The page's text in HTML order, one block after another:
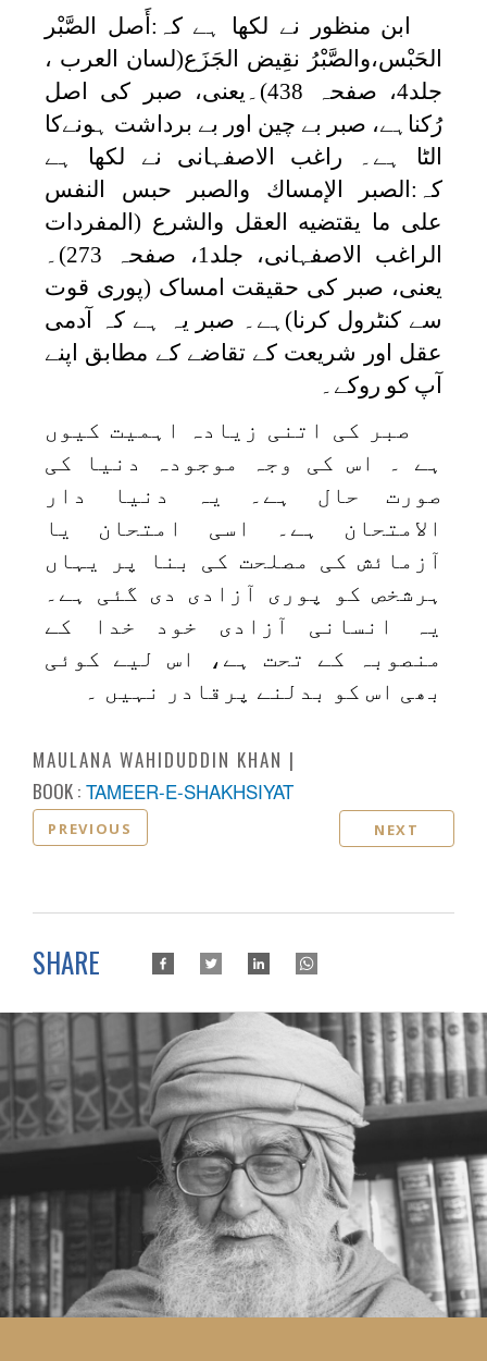
ابن منظور نے لکھا ہے کہ :أَصل الصَّبْر
الحَبْس،والصَّبْرُ نقِيض الجَزَع(لسان العرب ،
جلد4، صفحہ 438)۔یعنی، صبر کی اصل
رُکناہے، صبر بے چین اور بے برداشت ہونےکا
الٹا ہے۔ راغب الاصفہانی نے لکھا ہے
کہ:الصبر الإمساك والصبر حبس النفس
على ما يقتضيه العقل والشرع (المفردات
الراغب الاصفہانی، جلد1، صفحہ 273)۔
یعنی، صبر کی حقیقت امساک (پوری قوت
سے کنٹرول کرنا)ہے۔ صبر یہ ہے کہ آدمی
عقل اور شریعت کے تقاضے کے مطابق اپنے
آپ کو روکے۔
صبر کی اتنی زیادہ اہمیت کیوں
ہے ۔ اس کی وجہ موجودہ دنیا کی
صورت حال ہے۔ یہ دنیا دار
الامتحان ہے۔ اسی امتحان یا
آزمائش کی مصلحت کی بنا پر یہاں
ہرشخص کو پوری آزادی دی گئی ہے۔
یہ انسانی آزادی خود خدا کے
منصوبہ کے تحت ہے، اس لیے کوئی
بھی اس کو بدلنے پرقادر نہیں ۔
MAULANA WAHIDUDDIN KHAN
BOOK : TAMEER-E-SHAKHSIYAT
PREVIOUS NEXT
SHARE